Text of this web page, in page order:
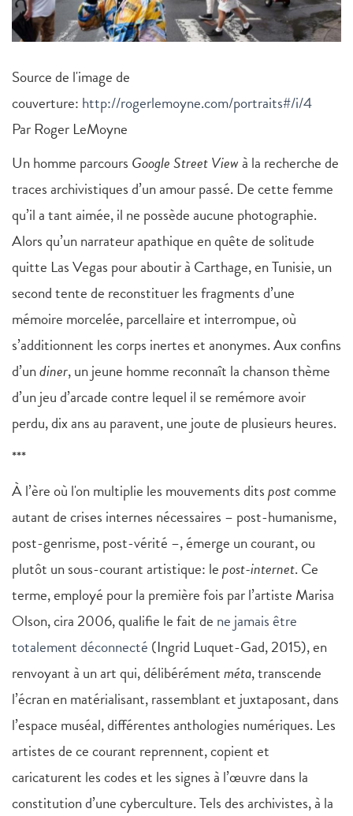
Source de l'image de
couverture: http://rogerlemoyne.com/portraits#/i/4
Par Roger LeMoyne
Un homme parcours Google Street Viewà la recherche de
traces archivistiques d’un amour passé. De cette femme
qu’il a tant aimée, il ne possède aucune photographie.
Alors qu’un narrateur apathique en quête de solitude
quitte Las Vegas pour aboutir à Carthage, en Tunisie, un
second tente de reconstituer les fragments d’une
mémoire morcelée, parcellaire et interrompue, où
s’additionnent les corps inertes et anonymes. Aux confins
d’undiner, un jeune homme reconnaît la chanson thème
d’un jeu d’arcade contre lequel il se remémore avoir
perdu, dix ans au paravent, une joute de plusieurs heures.
***
À l’ère où l'on multiplie les mouvements ditspostcomme
autant de crises internes nécessaires – post-humanisme,
post-genrisme, post-vérité –, émerge un courant, ou
plutôt un sous-courant artistique: lepost-internet. Ce
terme, employé pour la première fois par l’artiste Marisa
Olson, cira 2006, qualifie le fait de ne jamais être
totalement déconnecté (Ingrid Luquet-Gad, 2015), en
renvoyant à un art qui, délibérémentméta, transcende
l’écran en matérialisant, rassemblant et juxtaposant, dans
l’espace muséal, différentes anthologies numériques. Les
artistes de ce courant reprennent, copient et
caricaturent les codes et les signes à l’œuvre dans la
constitution d’une cyberculture. Tels des archivistes, à la